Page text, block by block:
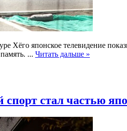
Хёго японское телевидение
... Читать дальше »
стал частью